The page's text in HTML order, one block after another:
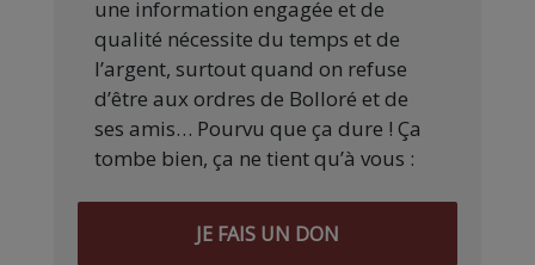
une information engagée et de
qualité nécessite du temps et de
l’argent, surtout quand on refuse
d’être aux ordres de Bolloré et de
ses amis… Pourvu que ça dure ! Ça
tombe bien, ça ne tient qu’à vous :
JE FAIS UN DON